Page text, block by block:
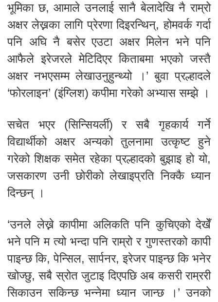
भूमिका छ, आमाले उनलाई सानै बेलादेखि नै राम्रो
अक्षर लेख्नका लागि प्रेरणा दिइरन्थिन्, होमवर्क गर्दा
पनि अघि नै बसेर एउटा अक्षर मिलेन भने पनि
आफैले इरेजरले मेटिदिएर किताबमा भएको जस्तै
अक्षर नभएसम्म लेखाउनुहुन्थ्यो ।’ बुवा प्रल्हादले
‘फोरलाइन’ (इंग्लिश) कपीमा गरेको अभ्यास सम्झे ।
सचेत भएर (सिन्सियर्ली) र सबै गृहकार्य गर्ने
विद्यार्थीको अक्षर अन्यको तुलनामा उत्कृष्ट हुने
गरेको शिक्षक समेत रहेका प्रल्हादको बुझाइ हो यो,
जसकारण उनी छोरीको लेखाइप्रति निक्कै ध्यान
दिन्छन् ।
‘उनले लेख्ने कापीमा अलिकति पनि कुचिएको देखेँ
भने पनि म त्यो भन्दा पनि राम्रो र गुणस्तरको कापी
पाइन्छ कि, पेन्सिल, सार्पनर, इरेजर पाइन्छ कि भनेर
खोज्छु, सबै स्रोत जुटाइ दिएपछि अब कसरी राम्ररी
सिकाउन सकिन्छ भन्नेमा ध्यान जान्छ ।’ उनको